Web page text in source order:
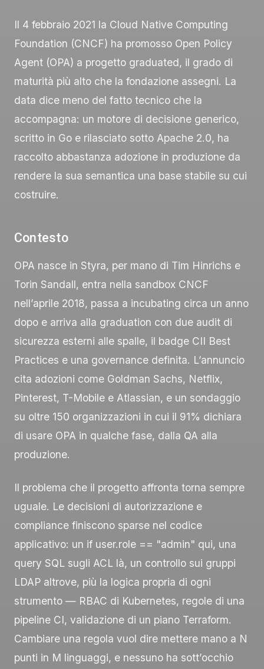
Il 4 febbraio 2021 la Cloud Native Computing
Foundation (CNCF) ha promosso Open Policy
Agent (OPA) a progetto graduated, il grado di
maturità più alto che la fondazione assegni. La
data dice meno del fatto tecnico che la
accompagna: un motore di decisione generico,
scritto in Go e rilasciato sotto Apache 2.0, ha
raccolto abbastanza adozione in produzione da
rendere la sua semantica una base stabile su cui
costruire.
Contesto
OPA nasce in Styra, per mano di Tim Hinrichs e
Torin Sandall, entra nella sandbox CNCF
nell’aprile 2018, passa a incubating circa un anno
dopo e arriva alla graduation con due audit di
sicurezza esterni alle spalle, il badge CII Best
Practices e una governance definita. L’annuncio
cita adozioni come Goldman Sachs, Netflix,
Pinterest, T-Mobile e Atlassian, e un sondaggio
su oltre 150 organizzazioni in cui il 91% dichiara
di usare OPA in qualche fase, dalla QA alla
produzione.
Il problema che il progetto affronta torna sempre
uguale. Le decisioni di autorizzazione e
compliance finiscono sparse nel codice
applicativo: un if user.role == "admin" qui, una
query SQL sugli ACL là, un controllo sui gruppi
LDAP altrove, più la logica propria di ogni
strumento — RBAC di Kubernetes, regole di una
pipeline CI, validazione di un piano Terraform.
Cambiare una regola vuol dire mettere mano a N
punti in M linguaggi, e nessuno ha sott’occhio